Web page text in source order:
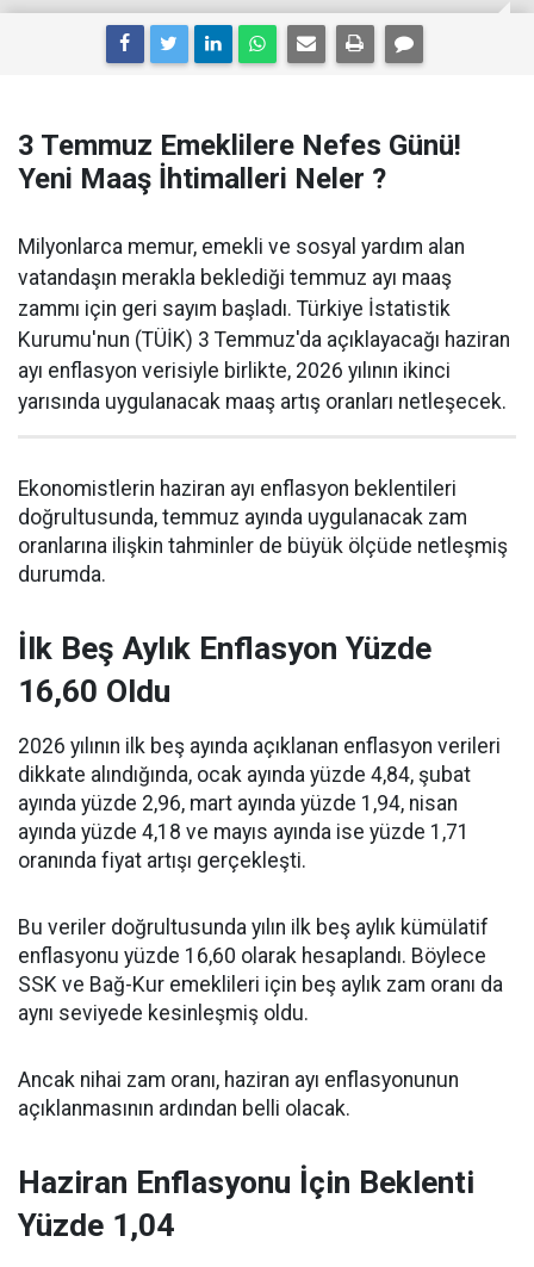
3 Temmuz Emeklilere Nefes Günü!
Yeni Maaş İhtimalleri Neler ?
Milyonlarca memur, emekli ve sosyal yardım alan
vatandaşın merakla beklediği temmuz ayı maaş
zammı için geri sayım başladı. Türkiye İstatistik
Kurumu'nun (TÜİK) 3 Temmuz'da açıklayacağı haziran
ayı enflasyon verisiyle birlikte, 2026 yılının ikinci
yarısında uygulanacak maaş artış oranları netleşecek.
Ekonomistlerin haziran ayı enflasyon beklentileri
doğrultusunda, temmuz ayında uygulanacak zam
oranlarına ilişkin tahminler de büyük ölçüde netleşmiş
durumda.
İlk Beş Aylık Enflasyon Yüzde
16,60 Oldu
2026 yılının ilk beş ayında açıklanan enflasyon verileri
dikkate alındığında, ocak ayında yüzde 4,84, şubat
ayında yüzde 2,96, mart ayında yüzde 1,94, nisan
ayında yüzde 4,18 ve mayıs ayında ise yüzde 1,71
oranında fiyat artışı gerçekleşti.
Bu veriler doğrultusunda yılın ilk beş aylık kümülatif
enflasyonu yüzde 16,60 olarak hesaplandı. Böylece
SSK ve Bağ-Kur emeklileri için beş aylık zam oranı da
aynı seviyede kesinleşmiş oldu.
Ancak nihai zam oranı, haziran ayı enflasyonunun
açıklanmasının ardından belli olacak.
Haziran Enflasyonu İçin Beklenti
Yüzde 1,04